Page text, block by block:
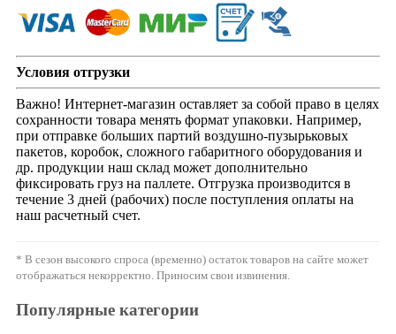
Условия отгрузки
Важно! Интернет-магазин оставляет за собой право в целях
сохранности товара менять формат упаковки. Например,
при отправке больших партий воздушно-пузырьковых
пакетов, коробок, сложного габаритного оборудования и
др. продукции наш склад может дополнительно
фиксировать груз на паллете. Отгрузка производится в
течение 3 дней (рабочих) после поступления оплаты на
наш расчетный счет.
* В сезон высокого спроса (временно) остаток товаров на сайте может
отображаться некорректно. Приносим свои извинения.
Популярные категории